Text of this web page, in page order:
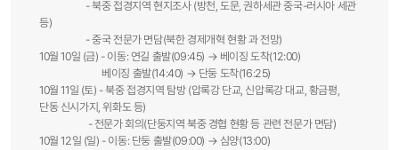
- 북중 접경지역 현지조사 (방천, 도문, 권하세관 중국-러시아 세관
등)
- 중국 전문가 면담(북한 경제개혁 현황 과 전망)
10월 10일 (금) - 이동: 연길 출발(09:45) → 베이징 도착(12:00)
베이징 출발(14:40) → 단둥 도착(16:25)
10월 11일 (토) - 북중 접경지역 탐방 (압록강 단교, 신압록강 대교, 황금평,
단동 신시가지, 위화도 등)
- 전문가 회의(단둥지역 북중 경협 현황 등 관련 전문가 면담)
10월 12일 (일) - 이동: 단둥 출발(09:00) → 심양(13:00)